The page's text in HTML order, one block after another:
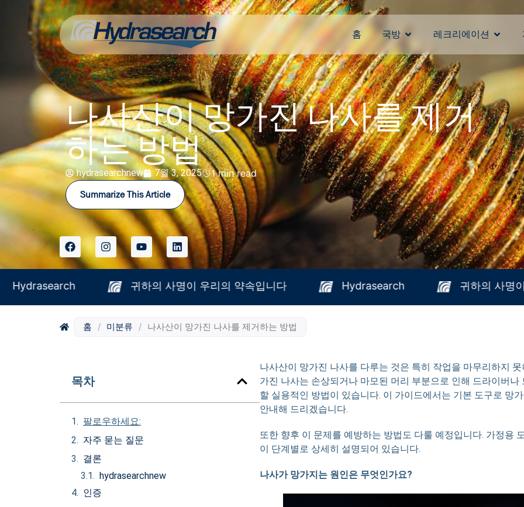
홈 국방 레크리에이션
나사산이 망가진 나사를 제거
하는 방법
hydrasearchnew 7월 3, 2025 1 min read
Summarize This Article
Hydrasearch 귀하의 사명이 우리의 약속입니다 Hydrasearch 귀하의
홈 / 미분류 / 나사산이 망가진 나사를 제거하는 방법
목차
팔로우하세요:
자주 묻는 질문
결론
인증
나사산이 망가진 나사를 다루는 것은 특히 작업을 마무리하지
가진 나사는 손상되거나 마모된 머리 부분으로 인해 드라이버
할 실용적인 방법이 있습니다. 이 가이드에서는 기본 도구로 망
안내해 드리겠습니다.
또한 향후 이 문제를 예방하는 방법도 다룰 예정입니다. 가정용
이 단계별로 상세히 설명되어 있습니다.
나사가 망가지는 원인은 무엇인가요?